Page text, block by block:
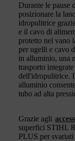
Durante le pause
posizionare la
idropulitrice
e il cavo di
protetto nel vano
per ugelli e cavo
in alluminio, una
trasporto
dell'idropulitrice.
alluminio
tubo ad alta
Grazie agli
superfici STIHL
PLUS per